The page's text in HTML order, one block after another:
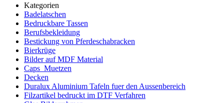
Kategorien
Badelatschen
Bedruckbare Tassen
Berufsbekleidung
Bestickung von Pferdeschabracken
Bierkrüge
Bilder auf MDF Material
Caps_Muetzen
Decken
Duralux Aluminium Tafeln fuer den Aussenbereich
Filzartikel bedruckt im DTF Verfahren